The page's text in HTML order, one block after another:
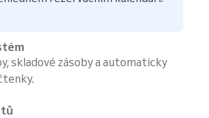
skladové zásoby a automaticky